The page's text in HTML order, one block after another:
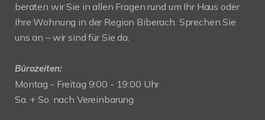
beraten wir Sie in allen Fragen rund um Ihr Haus oder
Ihre Wohnung in der Region Biberach. Sprechen Sie
uns an – wir sind für Sie da.
Bürozeiten:
Montag - Freitag 9:00 - 19:00 Uhr
Sa. + So. nach Vereinbarung